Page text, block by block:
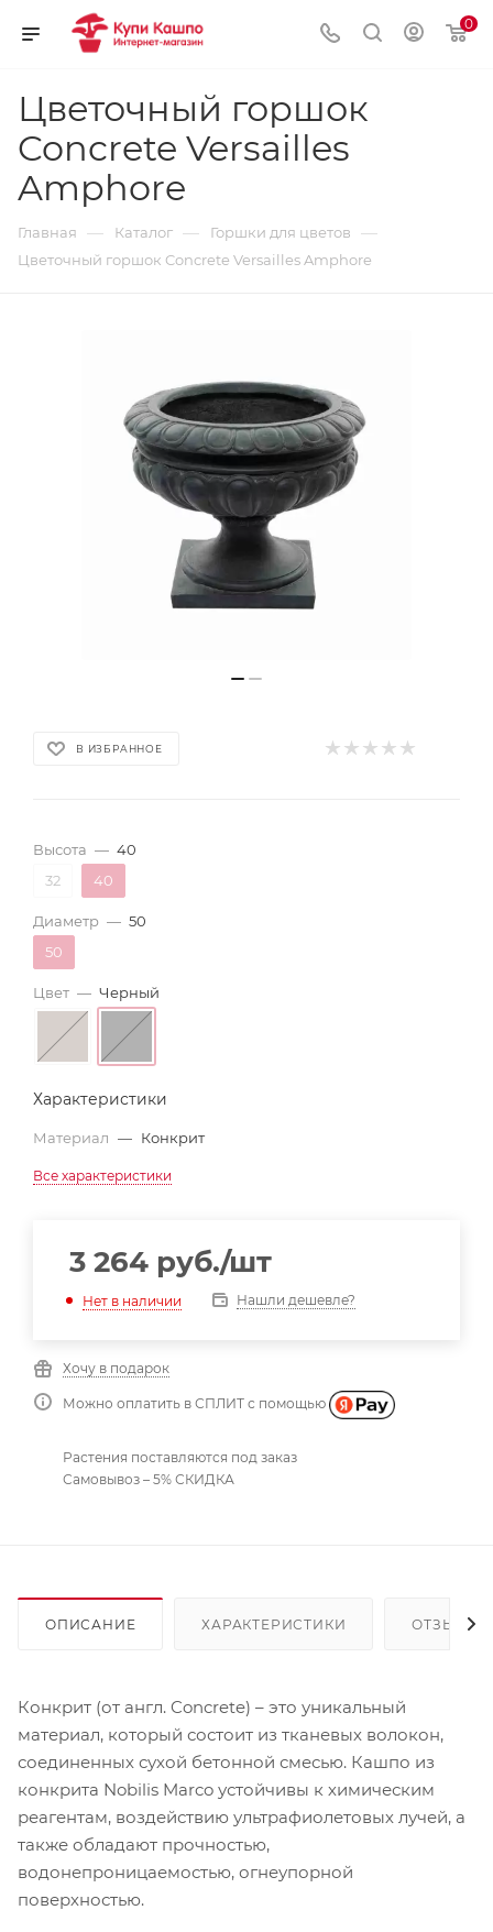
0
Цветочный горшок
Concrete Versailles
Amphore
Главная — Каталог — Горшки для цветов —
Цветочный горшок Concrete Versailles Amphore
В ИЗБРАННОЕ
Высота — 40
32
40
Диаметр — 50
50
Цвет — Черный
Характеристики
Материал — Конкрит
Все характеристики
3 264 руб./шт
Нет в наличии Нашли дешевле?
Хочу в подарок
Можно оплатить в СПЛИТ с помощью
Растения поставляются под заказ
Самовывоз – 5% СКИДКА
ОПИСАНИЕ ХАРАКТЕРИСТИКИ ОТЗЫВЫ
Конкрит (от англ. Concrete) – это уникальный
материал, который состоит из тканевых волокон,
соединенных сухой бетонной смесью. Кашпо из
конкрита Nobilis Marco устойчивы к химическим
реагентам, воздействию ультрафиолетовых лучей, а
также обладают прочностью,
водонепроницаемостью, огнеупорной
поверхностью.